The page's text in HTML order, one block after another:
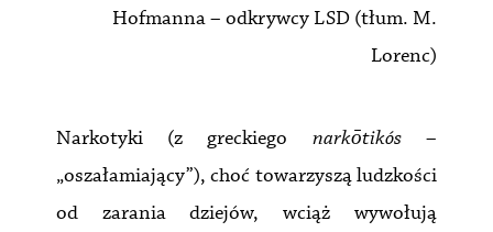
Hofmanna – odkrywcy LSD (tłum. M.
Lorenc)
Narkotyki (z greckiego narkōtikós–
„oszałamiający”), choć towarzyszą ludzkości
od zarania dziejów, wciąż wywołują